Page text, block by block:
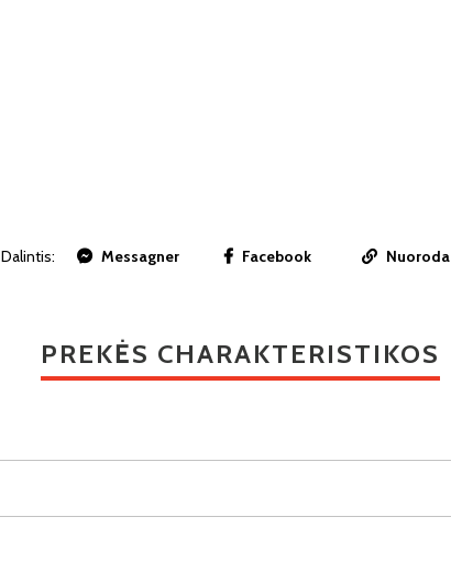
Dalintis: Messagner Facebook Nuoroda
PREKĖS CHARAKTERISTIKOS